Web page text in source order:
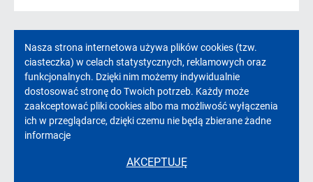
Informacja
o
cookies!
Nasza strona internetowa używa plików cookies (tzw.
ciasteczka) w celach statystycznych, reklamowych oraz
funkcjonalnych. Dzięki nim możemy indywidualnie
dostosować stronę do Twoich potrzeb. Każdy może
zaakceptować pliki cookies albo ma możliwość wyłączenia
ich w przeglądarce, dzięki czemu nie będą zbierane żadne
informacje
AKCEPTUJĘ